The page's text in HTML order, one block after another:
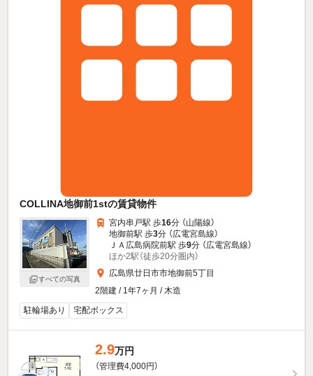
COLLINA地御前1stの賃貸物件
すべての写真
宮内串戸駅 歩16分 （山陽線）
地御前駅 歩3分 （広電宮島線）
ＪＡ広島病院前駅 歩9分 （広電宮島線）
ほか2駅（徒歩20分圏内）
広島県廿日市市地御前5丁目
2階建 / 1年7ヶ月 / 木造
駐輪場あり
宅配ボックス
2.9万円
（管理費4,000円）